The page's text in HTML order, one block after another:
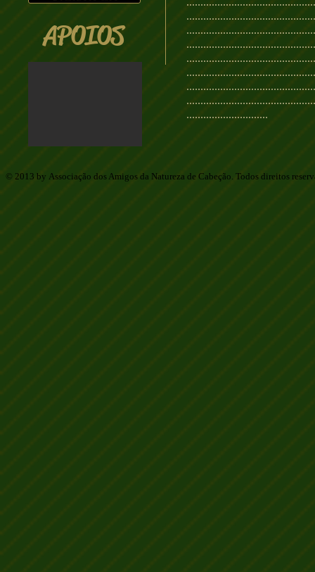
.............................
APOIOS
© 2013 by Associação dos Amigos da Natureza de Cabeção. Todos direitos